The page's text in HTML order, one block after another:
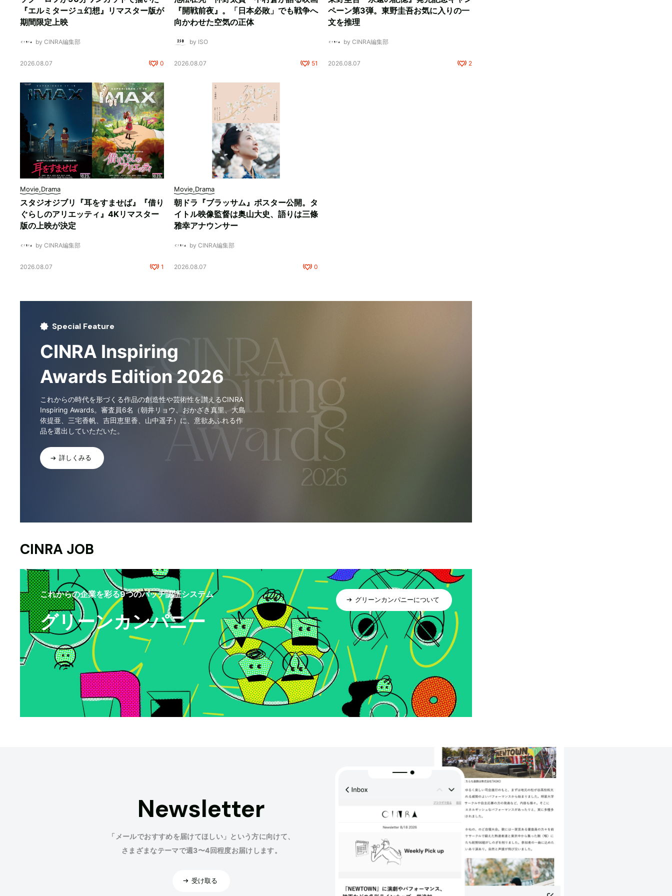
『エルミタージュ幻想』リマスター版が
期間限定上映
by CINRA編集部
2026.08.07 0
『開戦前夜』。「日本必敗」でも戦争へ
向かわせた空気の正体
by ISO
2026.08.07 51
ペーン第3弾。東野圭吾お気に入りの一
文を推理
by CINRA編集部
2026.08.07 2
Movie,Drama
スタジオジブリ『耳をすませば』『借り
ぐらしのアリエッティ』4Kリマスター
版の上映が決定
by CINRA編集部
2026.08.07 1
Movie,Drama
朝ドラ『ブラッサム』ポスター公開。タ
イトル映像監督は奥山大史、語りは三條
雅幸アナウンサー
by CINRA編集部
2026.08.07 0
Special Feature
CINRA Inspiring
Awards Edition 2026
これからの時代を形づくる作品の創造性や芸術性を讃えるCINRA
Inspiring Awards。審査員6名（朝井リョウ、おかざき真里、大島
依提亜、三宅香帆、吉田恵里香、山中遥子）に、意欲あふれる作
品を選出していただいた。
詳しくみる
CINRA JOB
これからの企業を彩る9つのバッヂ認証システム
グリーンカンパニー
グリーンカンパニーについて
Newsletter
「メールでおすすめを届けてほしい」という方に向けて、
さまざまなテーマで週3〜4回程度お届けします。
受け取る